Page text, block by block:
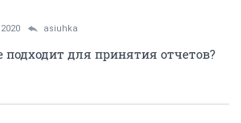
asiuhka
для принятия отчетов?